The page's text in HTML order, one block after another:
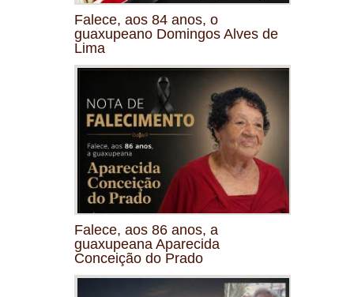
Falece, aos 84 anos, o
guaxupeano Domingos Alves de
Lima
Falece, aos 86 anos, a
guaxupeana Aparecida
Conceição do Prado